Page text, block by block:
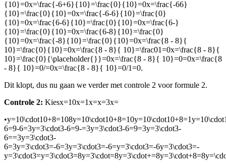
{10}=0x=\frac{-6+6}{10}=\frac{0}{10}=0x=\frac{-66}
{10}=\frac{0}{10}=0x=\frac{-6-6}{10}=\frac{0}
{10}=0x=\frac{6-6}{10}=\frac{0}{10}=0x=\frac{6-}
{10}=\frac{0}{10}=0x=\frac{6-8}{10}=\frac{0}
{10}=0x=\frac{-8}{10}=\frac{0}{10}=0x=\frac{8 - 8}{
10}=\frac{0}{10}=0x=\frac{8 - 8}{ 10}=\frac01=0x=\frac{8 - 8}{
10}=\frac{0}{\placeholder{}}=0x=\frac{8 - 8}{ 10}=0=0x=\frac{8
- 8}{ 10}=0/=0x=\frac{8 - 8}{ 10}=0/1=0.
Dit klopt, dus nu gaan we verder met controle 2 voor formule 2.
Controle 2: Kiesx=10x=1x=x=3x=
•
6=9-6=3y=3\cdot3-6=9-=3y=3\cdot3-6=9=3y=3\cdot3-
6==3y=3\cdot3-
6=3y=3\cdot3=-6=3y=3\cdot3=-6=y=3\cdot3=-6y=3\cdot3=-